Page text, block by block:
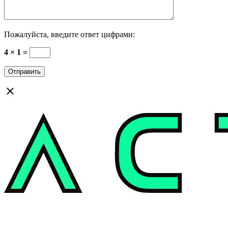
Пожалуйста, введите ответ цифрами:
4 × 1 =